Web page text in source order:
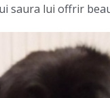
lui offrir